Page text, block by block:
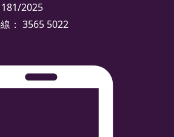
2025
： 3565 5022